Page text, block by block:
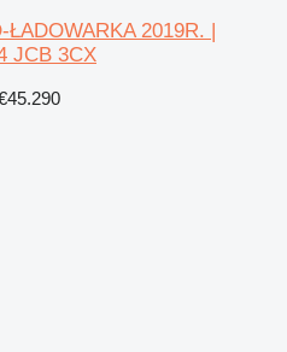
2019R. |
JCB 3CX